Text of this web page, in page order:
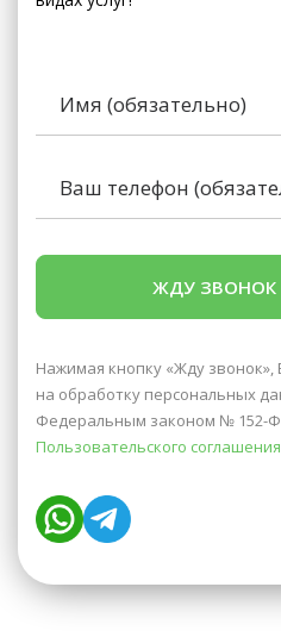
Нажимая кнопку «Жду звонок»,
на обработку персональных
Федеральным законом № 152-
Пользовательского